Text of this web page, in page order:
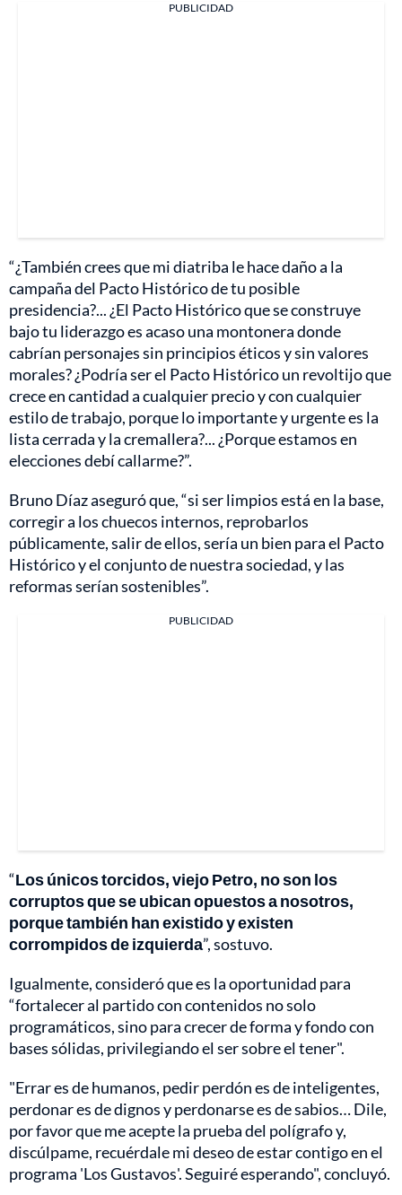
PUBLICIDAD
“¿También crees que mi diatriba le hace daño a la
campaña del Pacto Histórico de tu posible
presidencia?... ¿El Pacto Histórico que se construye
bajo tu liderazgo es acaso una montonera donde
cabrían personajes sin principios éticos y sin valores
morales? ¿Podría ser el Pacto Histórico un revoltijo que
crece en cantidad a cualquier precio y con cualquier
estilo de trabajo, porque lo importante y urgente es la
lista cerrada y la cremallera?... ¿Porque estamos en
elecciones debí callarme?”.
Bruno Díaz aseguró que, “si ser limpios está en la base,
corregir a los chuecos internos, reprobarlos
públicamente, salir de ellos, sería un bien para el Pacto
Histórico y el conjunto de nuestra sociedad, y las
reformas serían sostenibles”.
PUBLICIDAD
“Los únicos torcidos, viejo Petro, no son los
corruptos que se ubican opuestos a nosotros,
porque también han existido y existen
corrompidos de izquierda”, sostuvo.
Igualmente, consideró que es la oportunidad para
“fortalecer al partido con contenidos no solo
programáticos, sino para crecer de forma y fondo con
bases sólidas, privilegiando el ser sobre el tener".
"Errar es de humanos, pedir perdón es de inteligentes,
perdonar es de dignos y perdonarse es de sabios… Dile,
por favor que me acepte la prueba del polígrafo y,
discúlpame, recuérdale mi deseo de estar contigo en el
programa 'Los Gustavos'. Seguiré esperando", concluyó.